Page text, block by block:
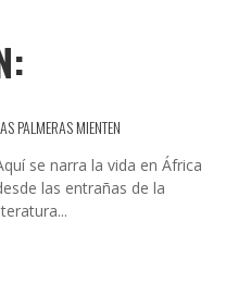
PALMERAS MIENTEN
se narra la vida en África
las entrañas de la